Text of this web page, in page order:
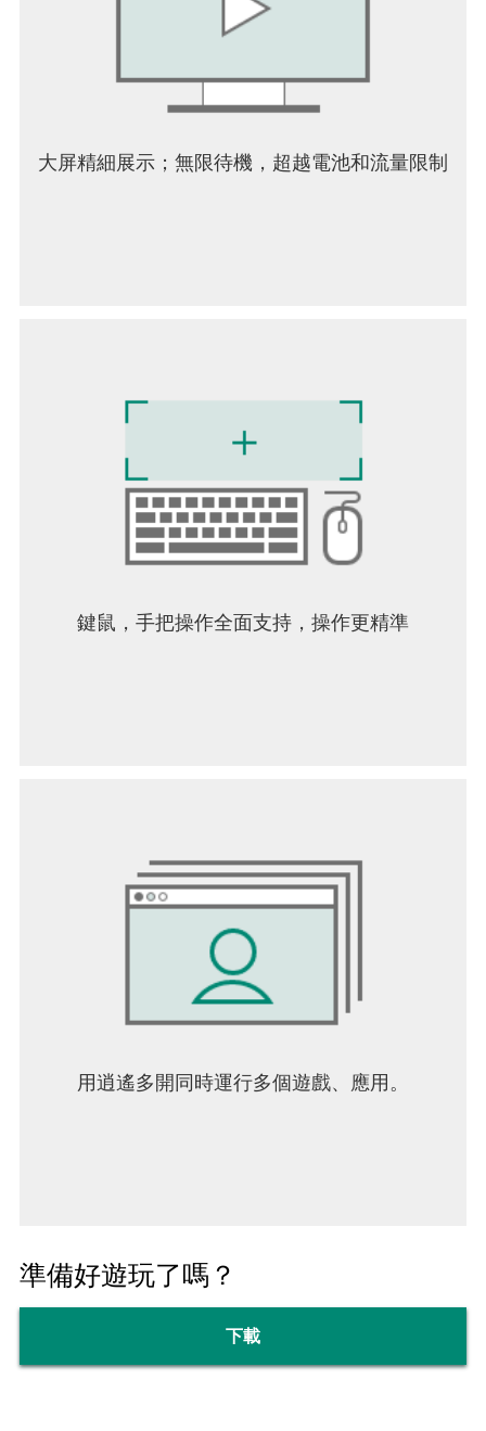
大屏精細展示；無限待機，超越電池和流量限制
鍵鼠，手把操作全面支持，操作更精準
用逍遙多開同時運行多個遊戲、應用。
準備好遊玩了嗎？
下載